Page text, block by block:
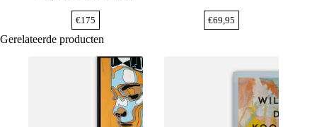
€175 €69,95
Gerelateerde producten